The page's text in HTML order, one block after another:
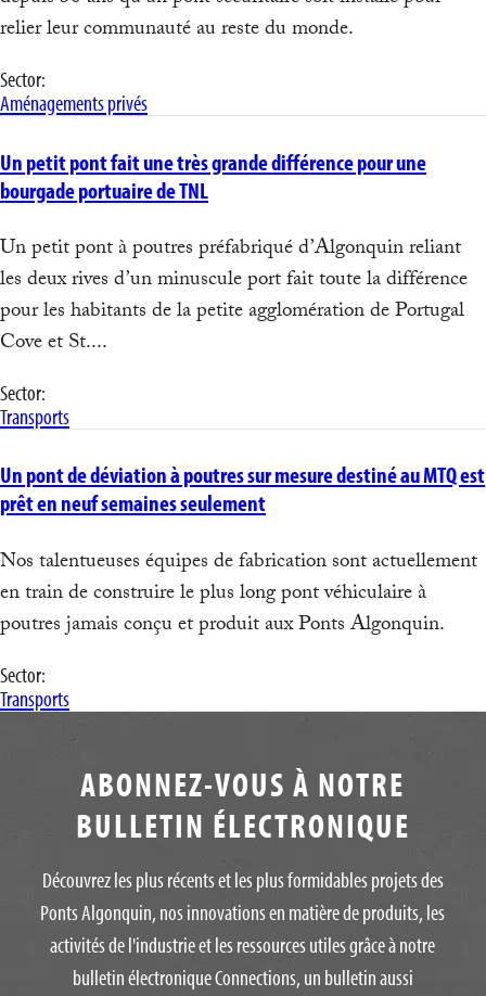
relier leur communauté au reste du monde.
Sector:
Aménagements privés
Un petit pont fait une très grande différence pour une
bourgade portuaire de TNL
Un petit pont à poutres préfabriqué d’Algonquin reliant
les deux rives d’un minuscule port fait toute la différence
pour les habitants de la petite agglomération de Portugal
Cove et St....
Sector:
Transports
Un pont de déviation à poutres sur mesure destiné au MTQ est
prêt en neuf semaines seulement
Nos talentueuses équipes de fabrication sont actuellement
en train de construire le plus long pont véhiculaire à
poutres jamais conçu et produit aux Ponts Algonquin.
Sector:
Transports
ABONNEZ-VOUS À NOTRE
BULLETIN ÉLECTRONIQUE
Découvrez les plus récents et les plus formidables projets des
Ponts Algonquin, nos innovations en matière de produits, les
activités de l'industrie et les ressources utiles grâce à notre
bulletin électronique Connections, un bulletin aussi